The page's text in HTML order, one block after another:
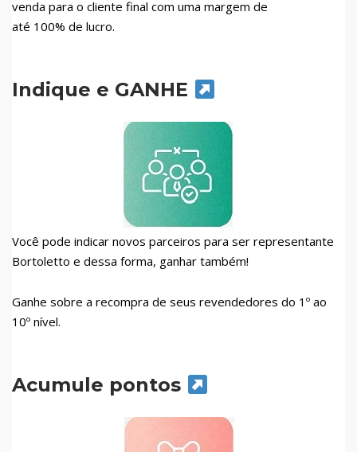
venda para o cliente final com uma margem de
até 100% de lucro.
Indique e GANHE
Você pode indicar novos parceiros para ser representante
Bortoletto e dessa forma, ganhar também!
Ganhe sobre a recompra de seus revendedores do 1º ao
10º nível.
Acumule pontos